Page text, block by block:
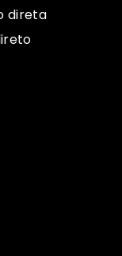
direta